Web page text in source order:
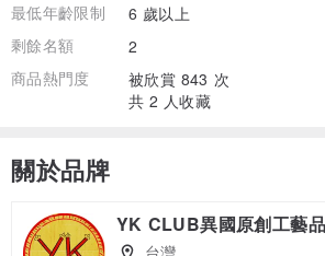
最低年齡限制
6 歲以上
剩餘名額
2
商品熱門度
被欣賞 843 次
共 2 人收藏
關於品牌
YK CLUB異國原創工藝品